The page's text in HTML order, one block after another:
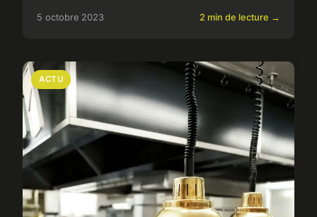
5 octobre 2023 2 min de lecture →
ACTU